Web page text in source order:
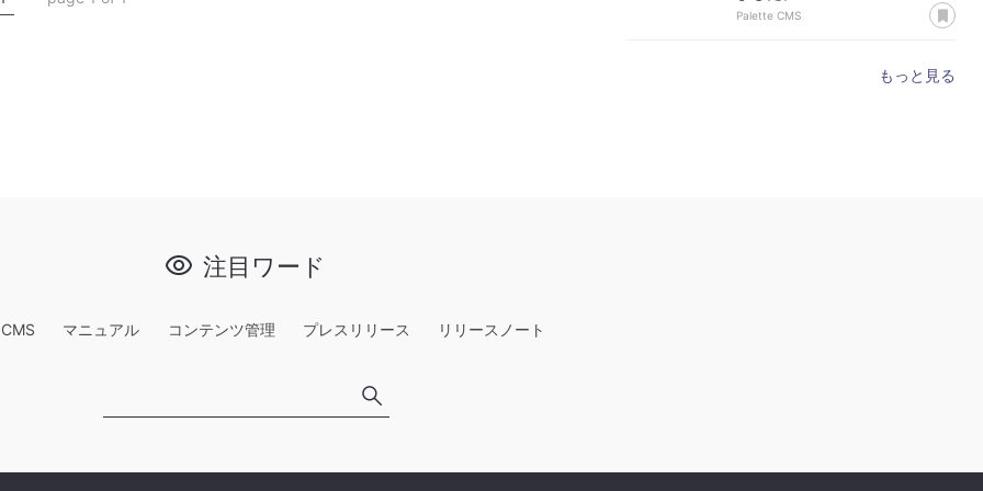
Palette CMS あ
もっと見る
注目ワード
マニュアル コンテンツ管理 プレスリリース リリースノート